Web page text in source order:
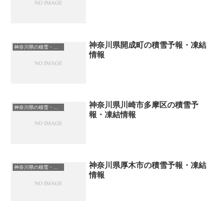
神奈川県開成町の積雪予報・凍結
情報
神奈川県川崎市多摩区の積雪予
報・凍結情報
神奈川県の積雪・凍結情報
神奈川県厚木市の積雪予報・凍結
情報